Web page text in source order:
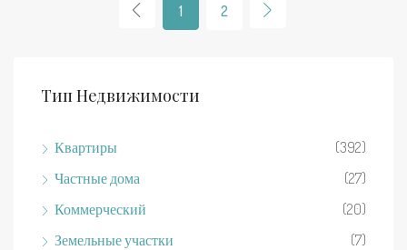
1 2
Тип Недвижимости
Квартиры
(392)
Частные дома
(27)
Коммерческий
(20)
Земельные участки
(7)